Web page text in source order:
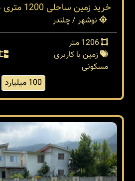
خرید زمین ساحلی 1200 متری در چلندر در نوشهر
نوشهر / چلندر
زمین با کاربری
مسکونی
100 میلیارد